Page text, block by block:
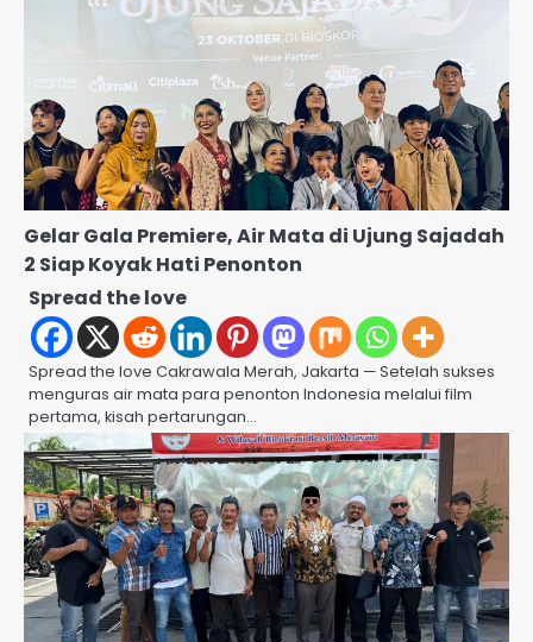
Gelar Gala Premiere, Air Mata di Ujung Sajadah
2 Siap Koyak Hati Penonton
Spread the love
Spread the love Cakrawala Merah, Jakarta — Setelah sukses
menguras air mata para penonton Indonesia melalui film
pertama, kisah pertarungan…